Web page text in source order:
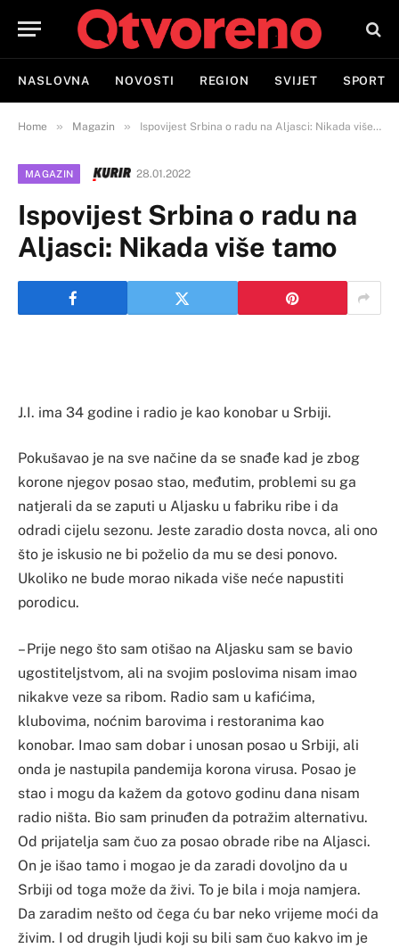
NASLOVNA NOVOSTI REGION SVIJET SPORT
Home » Magazin » Ispovijest Srbina o radu na Aljasci: Nikada više tamo
MAGAZIN 28.01.2022
Ispovijest Srbina o radu na
Aljasci: Nikada više tamo
J.I. ima 34 godine i radio je kao konobar u Srbiji.
Pokušavao je na sve načine da se snađe kad je zbog
korone njegov posao stao, međutim, problemi su ga
natjerali da se zaputi u Aljasku u fabriku ribe i da
odradi cijelu sezonu. Jeste zaradio dosta novca, ali ono
što je iskusio ne bi poželio da mu se desi ponovo.
Ukoliko ne bude morao nikada više neće napustiti
porodicu.
– Prije nego što sam otišao na Aljasku sam se bavio
ugostiteljstvom, ali na svojim poslovima nisam imao
nikakve veze sa ribom. Radio sam u kafićima,
klubovima, noćnim barovima i restoranima kao
konobar. Imao sam dobar i unosan posao u Srbiji, ali
onda je nastupila pandemija korona virusa. Posao je
stao i mogu da kažem da gotovo godinu dana nisam
radio ništa. Bio sam prinuđen da potražim alternativu.
Od prijatelja sam čuo za posao obrade ribe na Aljasci.
On je išao tamo i mogao je da zaradi dovoljno da u
Srbiji od toga može da živi. To je bila i moja namjera.
Da zaradim nešto od čega ću bar neko vrijeme moći da
živim. I od drugih ljudi koji su bili sam čuo kakvo im je